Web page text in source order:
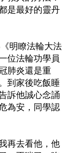
是最好的靈丹
明瞭法輪大法
位法輪功學員
肺炎還是重
到家後吃飯睡
訴他誠心念誦
為安，同學認
再去看他，他